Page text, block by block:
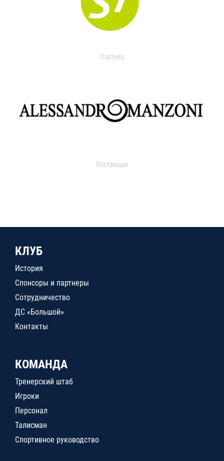
Партнер
Поставщик
КЛУБ
История
Спонсоры и партнеры
Сотрудничество
ДС «Большой»
Контакты
КОМАНДА
Тренерский штаб
Игроки
Персонал
Талисман
Спортивное руководство